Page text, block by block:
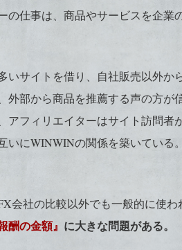
の仕事は、商品やサービスを企業
いサイトを借り、自社販売以外
外部から商品を推薦する声の方
アフィリエイターはサイト訪問
いにWINWINの関係を築いている
会社の比較以外でも一般的に使
酬の金額』 に大きな問題がある。